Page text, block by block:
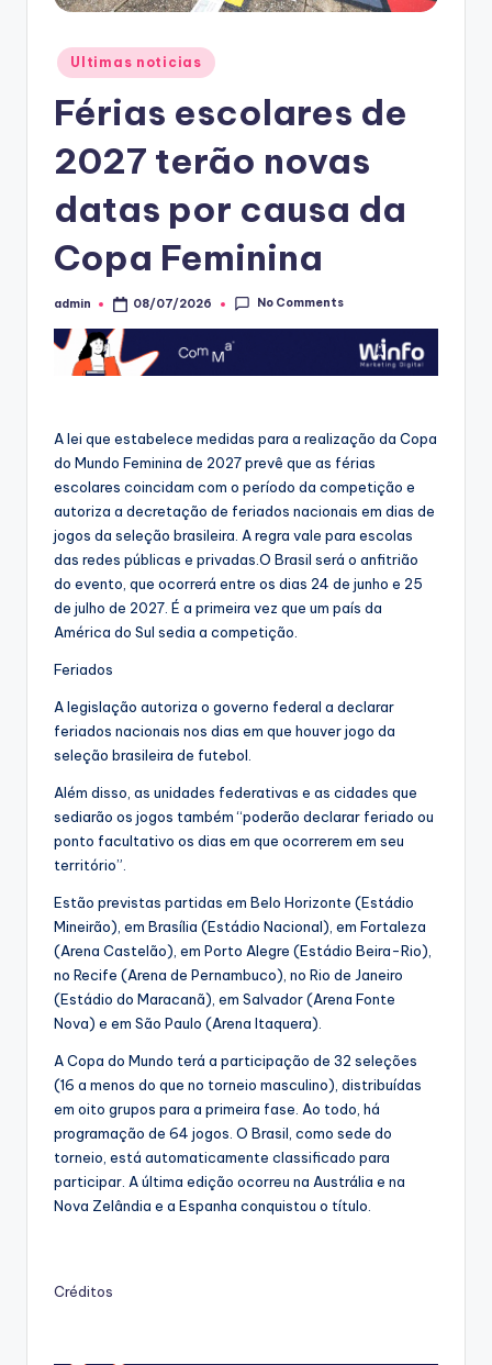
Posted
in
Ultimas noticias
Férias escolares de
2027 terão novas
datas por causa da
Copa Feminina
Posted
admin 08/07/2026 No Comments
A lei que estabelece medidas para a realização da Copa
do Mundo Feminina de 2027 prevê que as férias
escolares coincidam com o período da competição e
autoriza a decretação de feriados nacionais em dias de
jogos da seleção brasileira. A regra vale para escolas
das redes públicas e privadas.O Brasil será o anfitrião
do evento, que ocorrerá entre os dias 24 de junho e 25
de julho de 2027. É a primeira vez que um país da
América do Sul sedia a competição.
Feriados
A legislação autoriza o governo federal a declarar
feriados nacionais nos dias em que houver jogo da
seleção brasileira de futebol.
Além disso, as unidades federativas e as cidades que
sediarão os jogos também “poderão declarar feriado ou
ponto facultativo os dias em que ocorrerem em seu
território”.
Estão previstas partidas em Belo Horizonte (Estádio
Mineirão), em Brasília (Estádio Nacional), em Fortaleza
(Arena Castelão), em Porto Alegre (Estádio Beira-Rio),
no Recife (Arena de Pernambuco), no Rio de Janeiro
(Estádio do Maracanã), em Salvador (Arena Fonte
Nova) e em São Paulo (Arena Itaquera).
A Copa do Mundo terá a participação de 32 seleções
(16 a menos do que no torneio masculino), distribuídas
em oito grupos para a primeira fase. Ao todo, há
programação de 64 jogos. O Brasil, como sede do
torneio, está automaticamente classificado para
participar. A última edição ocorreu na Austrália e na
Nova Zelândia e a Espanha conquistou o título.
Créditos